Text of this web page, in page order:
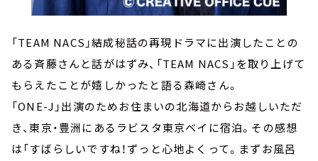
「TEAM NACS」結成秘話の再現ドラマに出演したことの
ある斉藤さんと話がはずみ、「TEAM NACS」を取り上げて
もらえたことが嬉しかったと語る森崎さん。
「ONE-J」出演のためお住まいの北海道からお越しいただ
き、東京・豊洲にあるラビスタ東京ベイに宿泊。その感想
は「すばらしいですね！ずっと心地よくって。まずお風呂